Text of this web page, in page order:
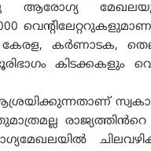
ആരോഗ്യ
കേരള, കർണാടക,
കിടക്കകളും